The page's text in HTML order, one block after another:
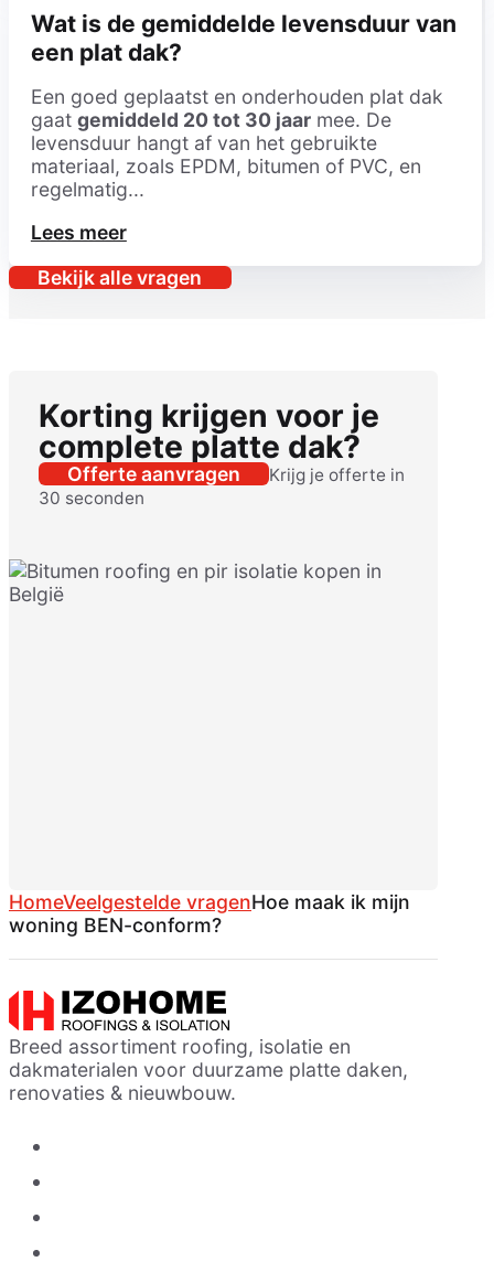
Wat is de gemiddelde levensduur van
een plat dak?
Een goed geplaatst en onderhouden plat dak
gaat gemiddeld 20 tot 30 jaarmee. De
levensduur hangt af van het gebruikte
materiaal, zoals EPDM, bitumen of PVC, en
regelmatig...
Lees meer
Bekijk alle vragen
Korting krijgen voor je
complete platte dak?
Offerte aanvragen
Krijg je offerte in
30 seconden
HomeVeelgestelde vragenHoe maak ik mijn
woning BEN-conform?
Breed assortiment roofing, isolatie en
dakmaterialen voor duurzame platte daken,
renovaties & nieuwbouw.